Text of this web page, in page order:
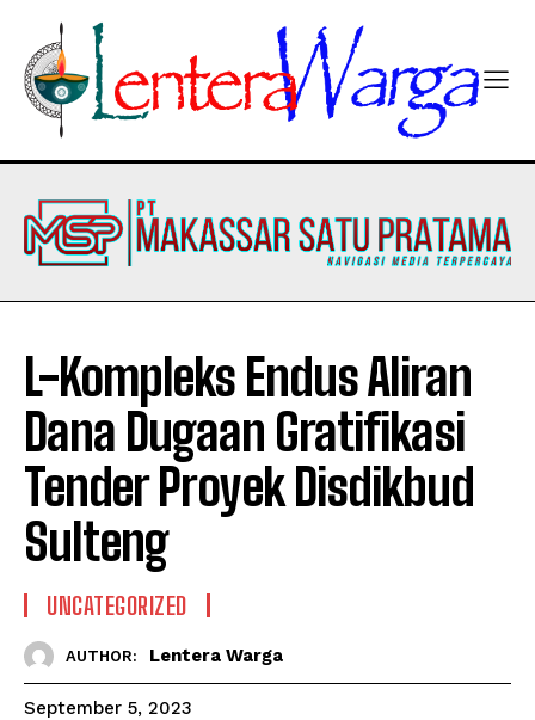
L-Kompleks Endus Aliran
Dana Dugaan Gratifikasi
Tender Proyek Disdikbud
Sulteng
UNCATEGORIZED
AUTHOR: Lentera Warga
September 5, 2023